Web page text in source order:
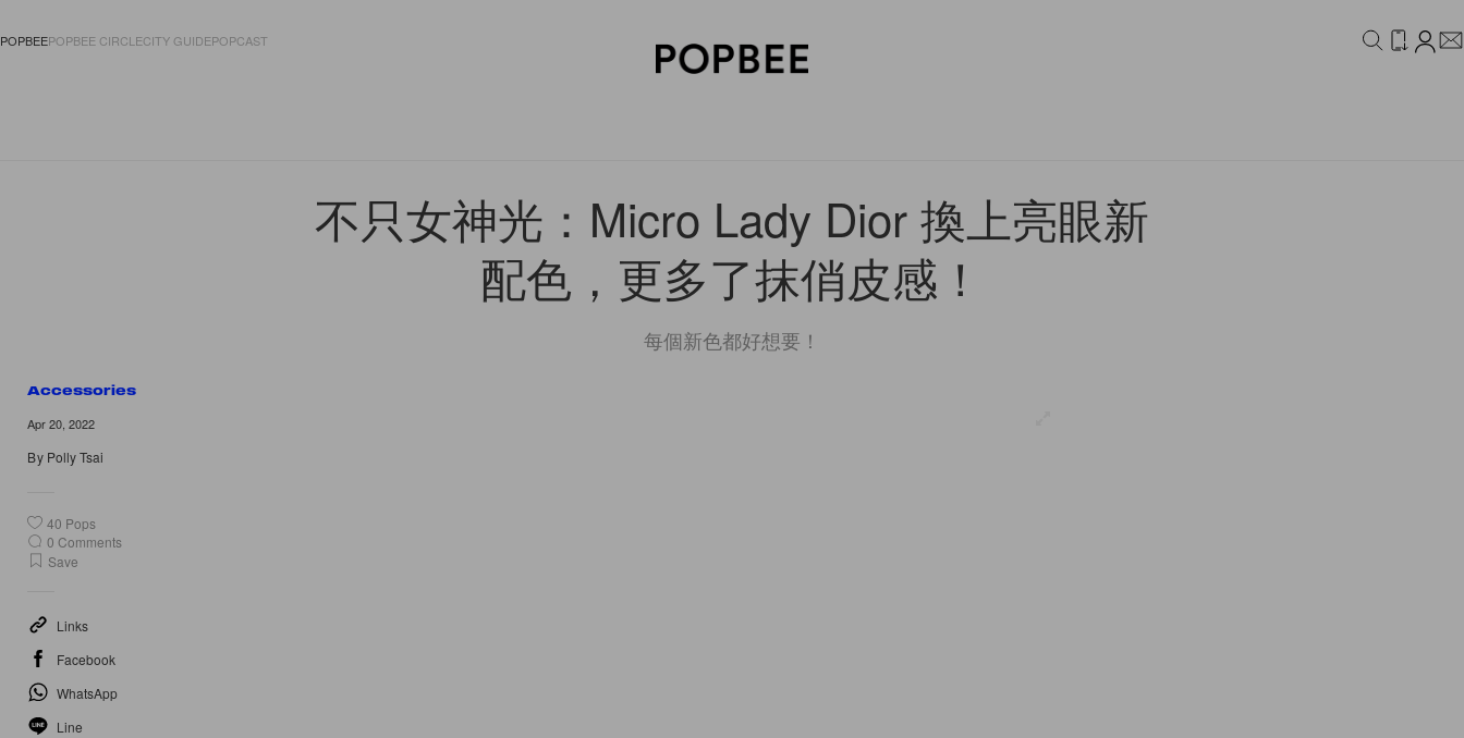
POPBEEPOPBEE CIRCLECITY GUIDEPOPCAST
不只女神光：Micro Lady Dior 換上亮眼新
配色，更多了抹俏皮感！
每個新色都好想要！
Accessories
Apr 20, 2022
By Polly Tsai
40 Pops
0 Comments
Save
Links
Facebook
WhatsApp
Line